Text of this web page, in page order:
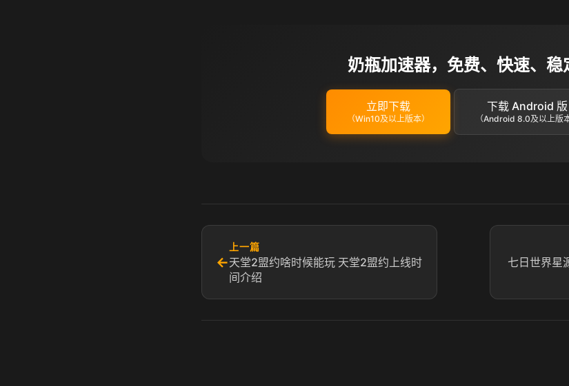
奶瓶加速器，免费、快速、稳
立即下载
（Win10及以上版本）
下载 Android 版
（Android 8.0及以上版本
←
上一篇
天堂2盟约啥时候能玩 天堂2盟约上线时
间介绍​
七日世界星